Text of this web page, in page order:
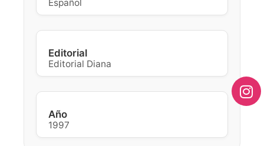
Español
Editorial
Editorial Diana
Año
1997